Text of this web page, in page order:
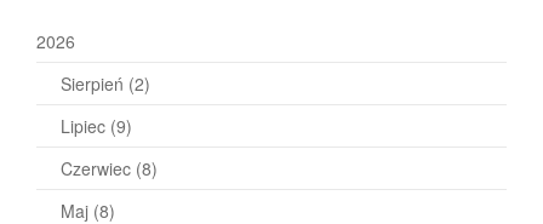
2026
Sierpień (2)
Lipiec (9)
Czerwiec (8)
Maj (8)